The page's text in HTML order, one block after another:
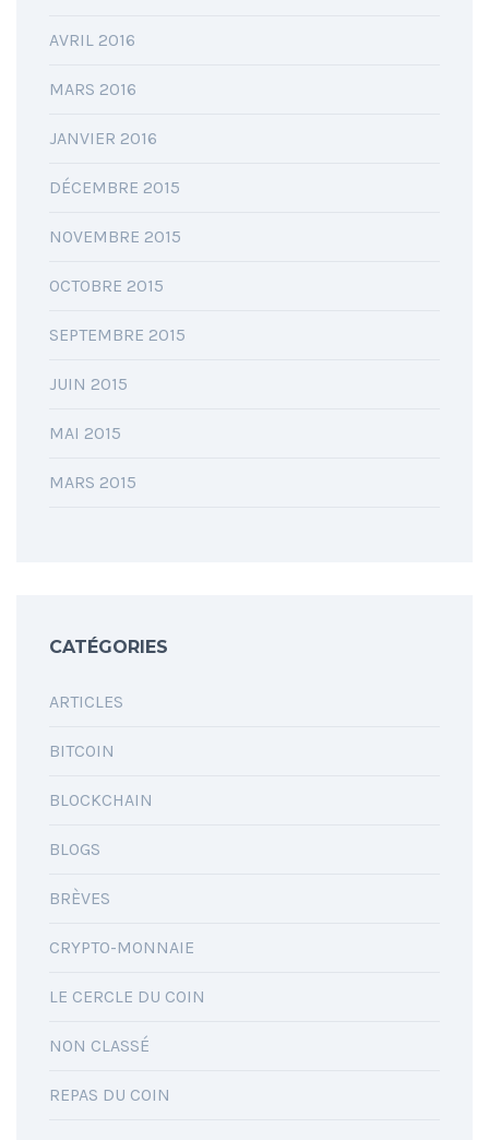
AVRIL 2016
MARS 2016
JANVIER 2016
DÉCEMBRE 2015
NOVEMBRE 2015
OCTOBRE 2015
SEPTEMBRE 2015
JUIN 2015
MAI 2015
MARS 2015
CATÉGORIES
ARTICLES
BITCOIN
BLOCKCHAIN
BLOGS
BRÈVES
CRYPTO-MONNAIE
LE CERCLE DU COIN
NON CLASSÉ
REPAS DU COIN